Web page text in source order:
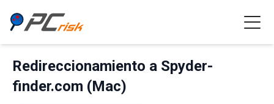
Redireccionamiento a Spyder-
finder.com (Mac)